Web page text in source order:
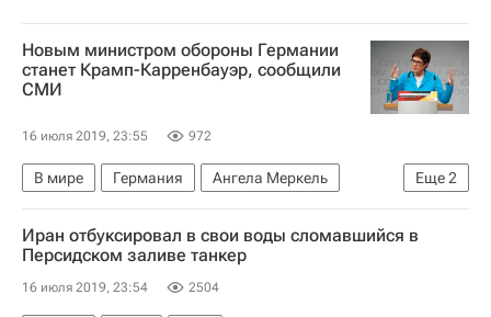
Новым министром обороны Германии
станет Крамп-Карренбауэр, сообщили
СМИ
16 июля 2019, 23:55 972
Еще2
В мире Германия
Ангела Меркель
Урсула фон дер Ляйен
ХДС/ХСС
Иран отбуксировал в свои воды сломавшийся в
Персидском заливе танкер
16 июля 2019, 23:54 2504